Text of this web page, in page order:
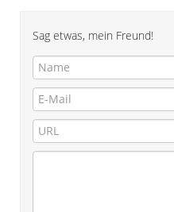
Sag etwas, mein Freund!